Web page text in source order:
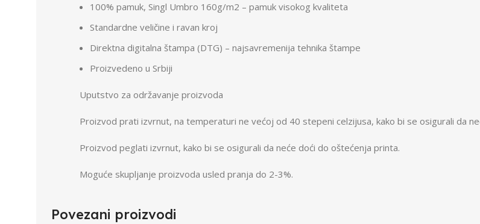
100% pamuk, Singl Umbro 160g/m2 – pamuk visokog kvaliteta
Standardne veličine i ravan kroj
Direktna digitalna štampa (DTG) – najsavremenija tehnika štampe
Proizvedeno u Srbiji
Uputstvo za održavanje proizvoda
Proizvod prati izvrnut, na temperaturi ne većoj od 40 stepeni celzijusa, kako bi se osigurali da
Proizvod peglati izvrnut, kako bi se osigurali da neće doći do oštećenja printa.
Moguće skupljanje proizvoda usled pranja do 2-3%.
Povezani proizvodi